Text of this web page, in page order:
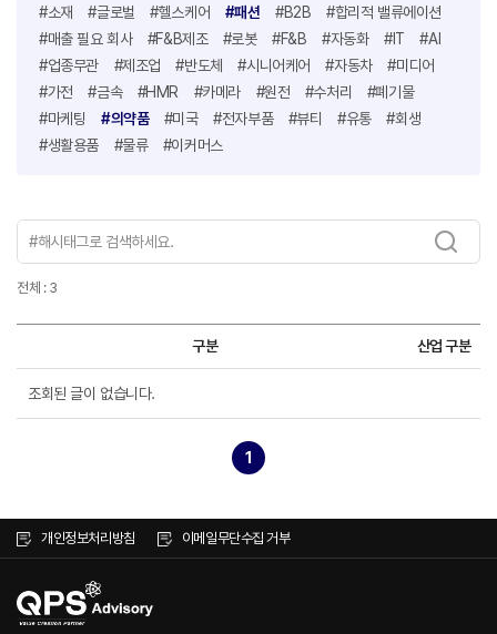
#소재
#글로벌 #헬스케어 #패션 #B2B
#합리적 밸류에이션
#매출 필요 회사
#F&B제조 #로봇 #F&B #자동화 #IT
#AI
#업종무관
#제조업 #반도체 #시니어케어 #자동차
#미디어
#가전
#금속 #HMR #카메라 #원전 #수처리
#폐기물
#마케팅
#의약품 #미국 #전자부품 #뷰티 #유통
#회생
#생활용품
#물류 #이커머스
전체 : 3
구분 산업 구분
조회된 글이 없습니다.
1
개인정보처리방침 이메일무단수집 거부